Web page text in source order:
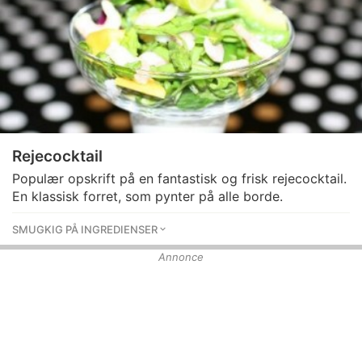
Rejecocktail
Populær opskrift på en fantastisk og frisk rejecocktail.
En klassisk forret, som pynter på alle borde.
SMUGKIG PÅ INGREDIENSER
Annonce